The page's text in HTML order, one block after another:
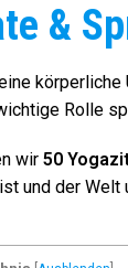
&
Rolle
wir 50
und der